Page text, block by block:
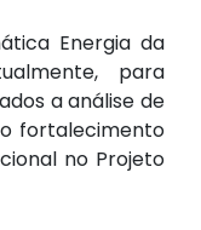
Energia da
para
a análise de
fortalecimento
no Projeto